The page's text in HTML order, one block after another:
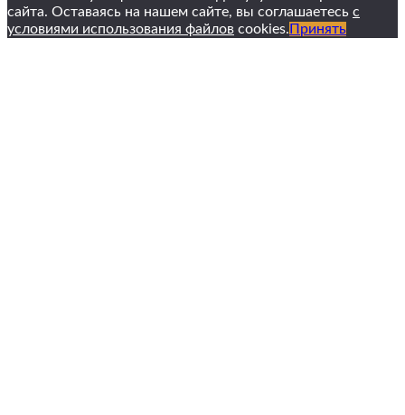
сайта. Оставаясь на нашем сайте, вы соглашаетесь с
условиями использования файлов cookies. Принять